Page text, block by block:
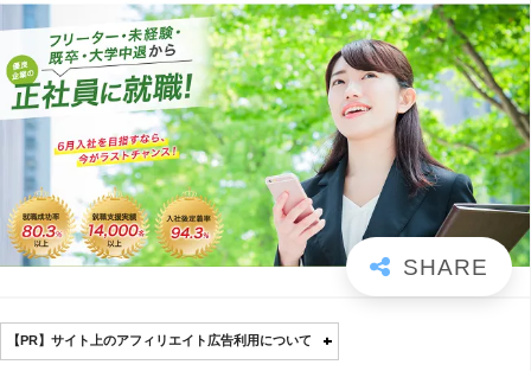
【PR】サイト上のアフィリエイト広告利用について